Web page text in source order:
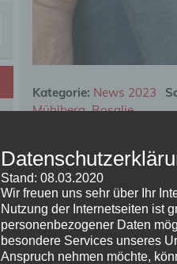
Kategorie: News 2023
Mühlberg,Rosalie
Der große
8. Februar 2023
Stand: 08.03.2020
Wir freuen uns sehr über Ihr
Nutzung der Internetseiten ist
personenbezogener Daten
besondere Services unseres
Anspruch nehmen möchte,